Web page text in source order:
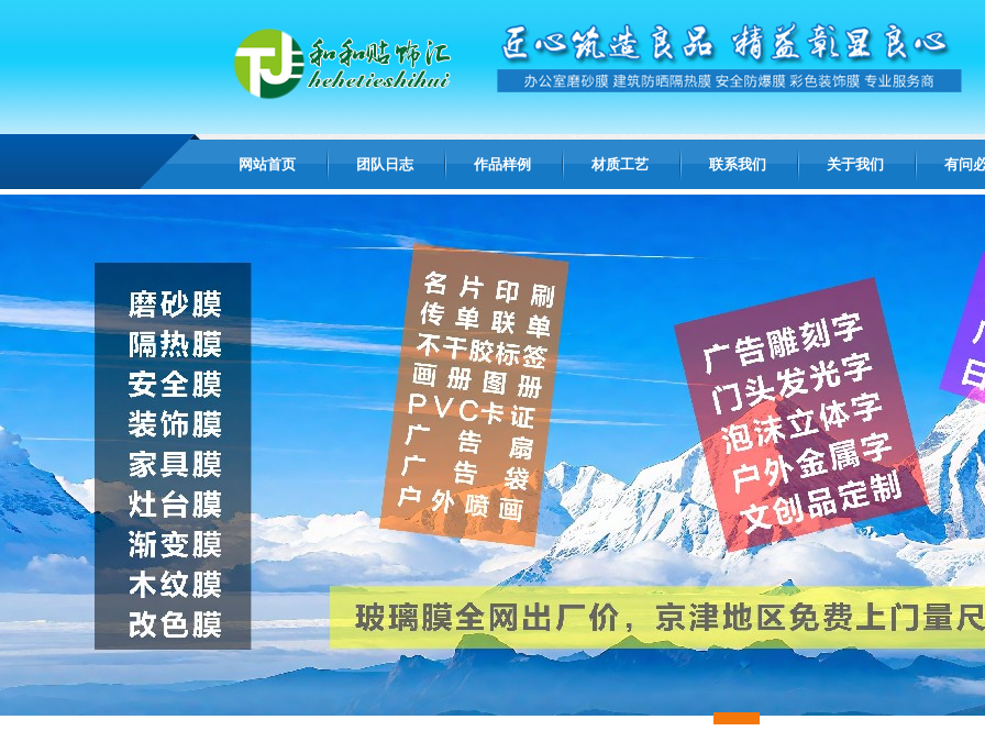
网站首页 团队日志 作品样例 材质工艺 联系我们 关于我们 有问